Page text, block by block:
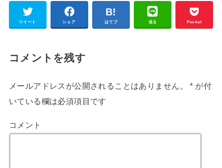
ツイート シェア はてブ 送る Pocket
コメントを残す
メールアドレスが公開されることはありません。 * が付
いている欄は必須項目です
コメント